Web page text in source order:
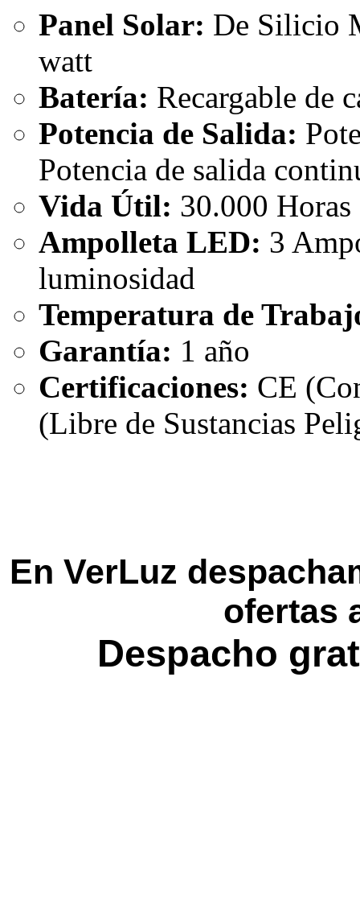
Panel Solar: De Silicio
watt
Batería: Recargable de
Potencia de Salida:
Potencia de salida
Vida Útil: 30.000 Horas
Ampolleta LED: 3
luminosidad
Temperatura de
Garantía: 1 año
Certificaciones: CE
(Libre de Sustancias
En VerLuz
ofertas
Despacho